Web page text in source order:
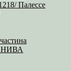
Палессе
НИВА